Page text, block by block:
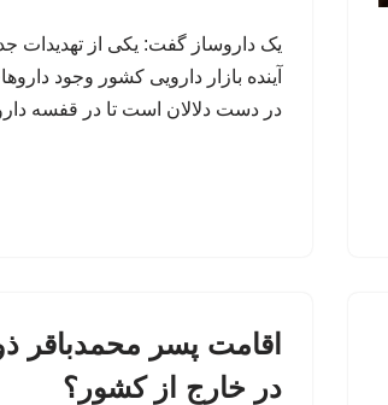
یک داروساز گفت: یکی از تهدیدات
آینده بازار دارویی کشور وجود
در دست دلالان است تا در قفسه
اقامت پسر محمدباقر
در خارج از کشور؟